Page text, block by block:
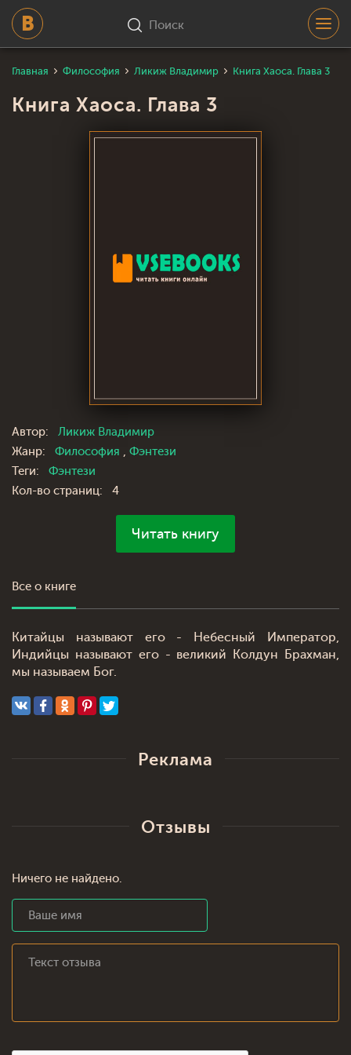
Поиск
Главная Философия Ликиж Владимир Книга Хаоса. Глава 3
Книга Хаоса. Глава 3
Автор:
Ликиж Владимир
Жанр:
Философия , Фэнтези
Теги:
Фэнтези
Кол-во страниц:
4
Читать книгу
Все о книге
Китайцы называют его - Небесный Император,
Индийцы называют его - великий Колдун Брахман,
мы называем Бог.
Реклама
Отзывы
Ничего не найдено.